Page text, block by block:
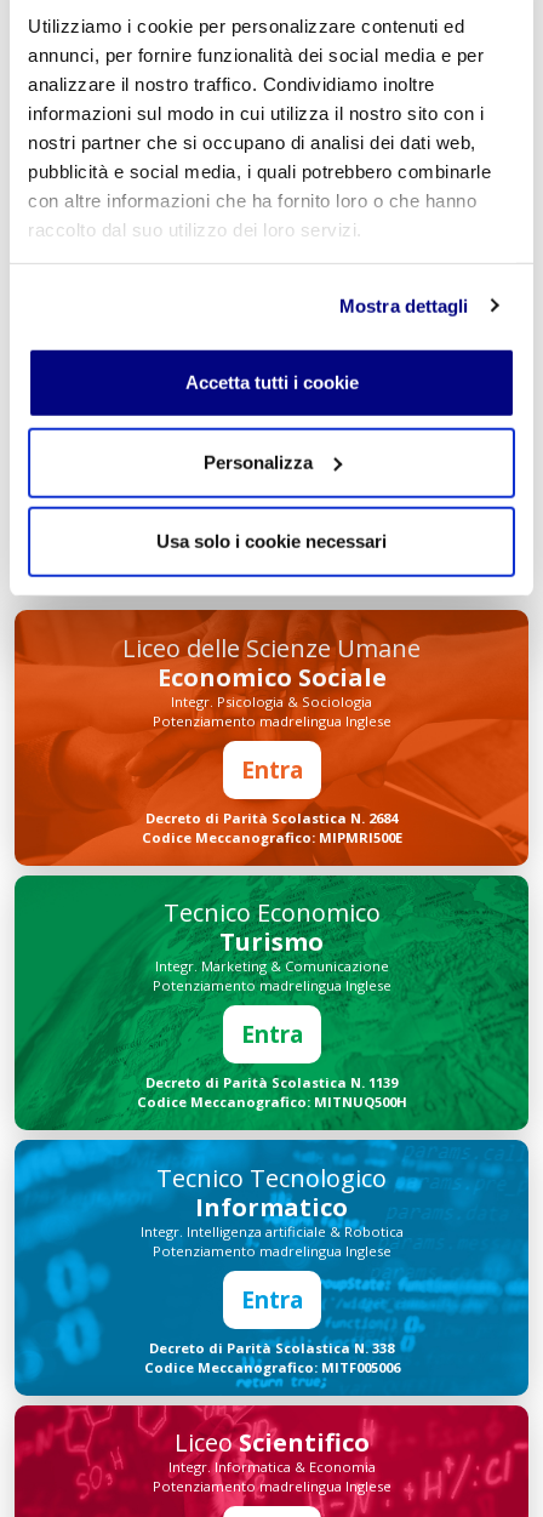
Utilizziamo i cookie per personalizzare contenuti ed
annunci, per fornire funzionalità dei social media e per
analizzare il nostro traffico. Condividiamo inoltre
informazioni sul modo in cui utilizza il nostro sito con i
nostri partner che si occupano di analisi dei dati web,
pubblicità e social media, i quali potrebbero combinarle
con altre informazioni che ha fornito loro o che hanno
raccolto dal suo utilizzo dei loro servizi.
Mostra dettagli
Accetta tutti i cookie
Personalizza
Usa solo i cookie necessari
E-mail*
Commento *
Acconsento al trattamento deidati personali *
Liceo delle Scienze Umane
Economico Sociale
Integr. Psicologia & Sociologia
Potenziamento madrelingua Inglese
Entra
Decreto di Parità Scolastica N. 2684
Codice Meccanografico: MIPMRI500E
Tecnico Economico
Turismo
Integr. Marketing & Comunicazione
Potenziamento madrelingua Inglese
Entra
Decreto di Parità Scolastica N. 1139
Codice Meccanografico: MITNUQ500H
Tecnico Tecnologico
Informatico
Integr. Intelligenza artificiale & Robotica
Potenziamento madrelingua Inglese
Entra
Decreto di Parità Scolastica N. 338
Codice Meccanografico: MITF005006
LiceoScientifico
Integr. Informatica & Economia
Potenziamento madrelingua Inglese